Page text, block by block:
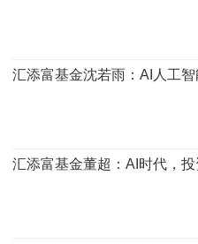
汇添富基金沈若雨：AI人工
汇添富基金董超：AI时代，